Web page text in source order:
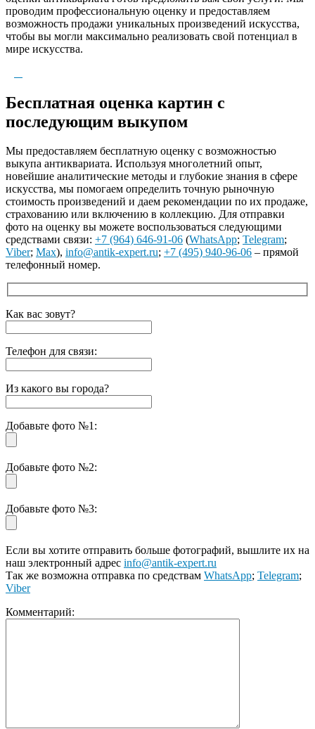
проводим профессиональную оценку и предоставляем
возможность продажи уникальных произведений искусства,
чтобы вы могли максимально реализовать свой потенциал в
мире искусства.
Бесплатная оценка картин с
последующим выкупом
Мы предоставляем бесплатную оценку с возможностью
выкупа антиквариата. Используя многолетний опыт,
новейшие аналитические методы и глубокие знания в сфере
искусства, мы помогаем определить точную рыночную
стоимость произведений и даем рекомендации по их продаже,
страхованию или включению в коллекцию. Для отправки
фото на оценку вы можете воспользоваться следующими
средствами связи: +7 (964) 646-91-06 (WhatsApp; Telegram;
Viber; Max), info@antik-expert.ru; +7 (495) 940-96-06 – прямой
телефонный номер.
Как вас зовут?
Телефон для связи:
Из какого вы города?
Добавьте фото №1:
Добавьте фото №2:
Добавьте фото №3:
Если вы хотите отправить больше фотографий, вышлите их на
наш электронный адрес info@antik-expert.ru
Так же возможна отправка по средствам WhatsApp; Telegram;
Viber
Комментарий: